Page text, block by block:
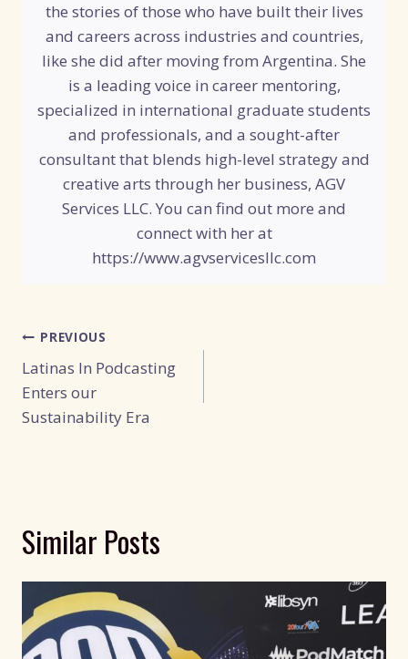
the stories of those who have built their lives
and careers across industries and countries,
like she did after moving from Argentina. She
is a leading voice in career mentoring,
specialized in international graduate students
and professionals, and a sought-after
consultant that blends high-level strategy and
creative arts through her business, AGV
Services LLC. You can find out more and
connect with her at
https://www.agvservicesllc.com
Post
Navigation
PREVIOUS
Latinas In Podcasting
Enters our
Sustainability Era
Similar Posts